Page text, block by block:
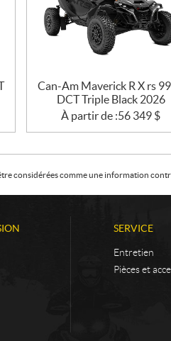
Can-Am Maverick R X rs
DCT Triple Black 2026
À partir de :56 349 $
considérées comme une information
SERVICE
Entretien
Pièces et